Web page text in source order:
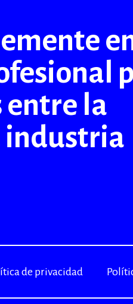
entre la
industria
de privacidad